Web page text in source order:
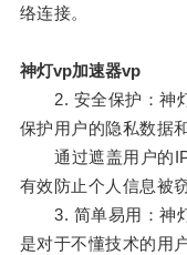
络连接。
神灯vp加速器vp
2. 安全保护：神灯
保护用户的隐私数据
通过遮盖用户的IP
有效防止个人信息被窃
3. 简单易用：神灯
是对于不懂技术的用